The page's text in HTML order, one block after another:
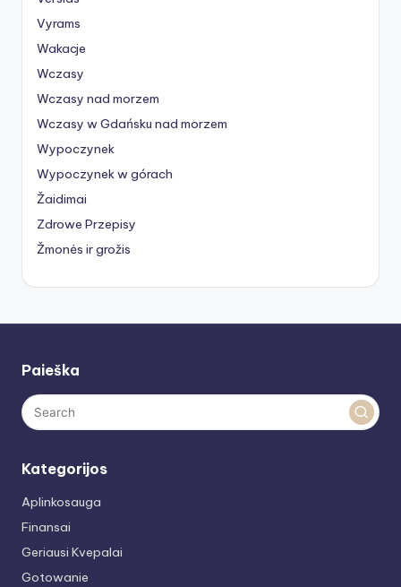
Vyrams
Wakacje
Wczasy
Wczasy nad morzem
Wczasy w Gdańsku nad morzem
Wypoczynek
Wypoczynek w górach
Žaidimai
Zdrowe Przepisy
Žmonės ir grožis
Paieška
Kategorijos
Aplinkosauga
Finansai
Geriausi Kvepalai
Gotowanie